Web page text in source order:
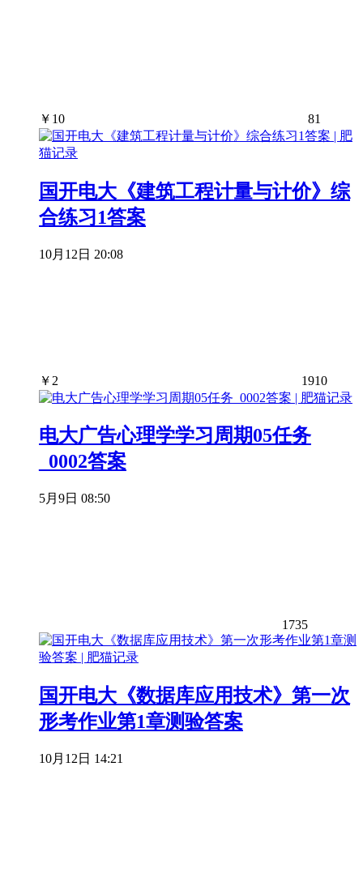
￥ 10 81
国开电大《建筑工程计量与计价》综
合练习1答案
10月12日 20:08
￥ 2 1910
电大广告心理学学习周期05任务
_0002答案
5月9日 08:50
1735
国开电大《数据库应用技术》第一次
形考作业第1章测验答案
10月12日 14:21